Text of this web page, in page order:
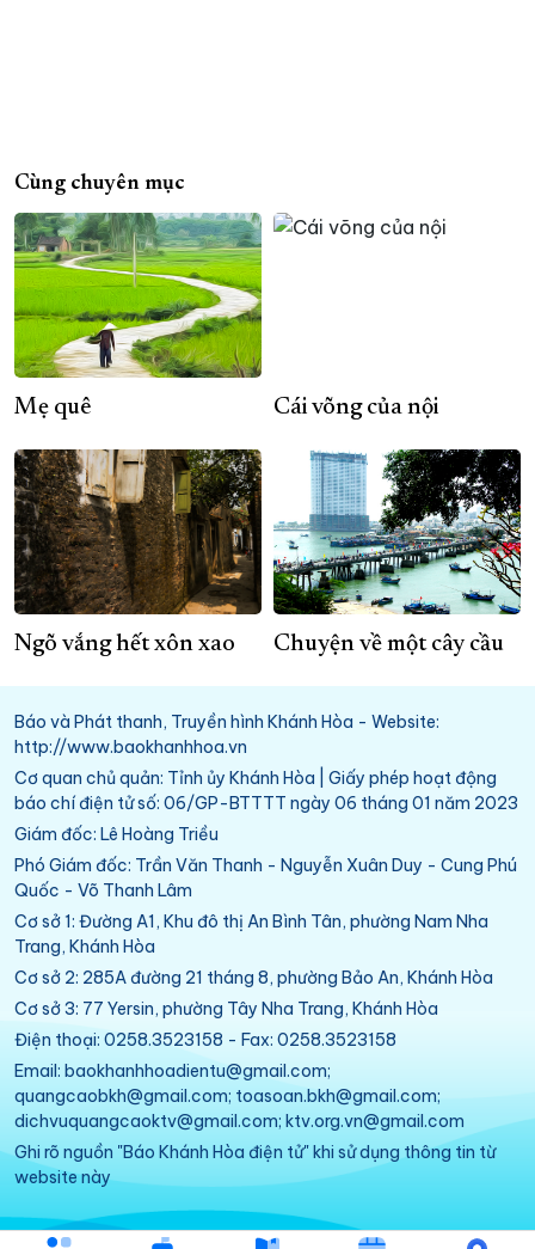
Cùng chuyên mục
Mẹ quê Cái võng của nội
Ngõ vắng hết xôn xao Chuyện về một cây cầu
Báo và Phát thanh, Truyền hình Khánh Hòa - Website:
http://www.baokhanhhoa.vn
Cơ quan chủ quản: Tỉnh ủy Khánh Hòa | Giấy phép hoạt động
báo chí điện tử số: 06/GP-BTTTT ngày 06 tháng 01 năm 2023
Giám đốc: Lê Hoàng Triều
Phó Giám đốc: Trần Văn Thanh - Nguyễn Xuân Duy - Cung Phú
Quốc - Võ Thanh Lâm
Cơ sở 1: Đường A1, Khu đô thị An Bình Tân, phường Nam Nha
Trang, Khánh Hòa
Cơ sở 2: 285A đường 21 tháng 8, phường Bảo An, Khánh Hòa
Cơ sở 3: 77 Yersin, phường Tây Nha Trang, Khánh Hòa
Điện thoại: 0258.3523158 - Fax: 0258.3523158
Email: baokhanhhoadientu@gmail.com;
quangcaobkh@gmail.com; toasoan.bkh@gmail.com;
dichvuquangcaoktv@gmail.com; ktv.org.vn@gmail.com
Ghi rõ nguồn "Báo Khánh Hòa điện tử" khi sử dụng thông tin từ
website này